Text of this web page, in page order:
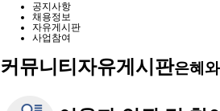
공지사항
채용정보
자유게시판
사업참여
커뮤니티 자유게시판은혜